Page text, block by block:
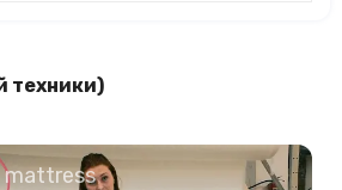
техники)
mattress